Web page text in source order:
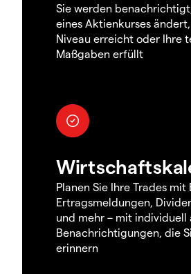
Sie werden
eines Aktienkurses
Niveau erreicht oder Ihre
Maßgaben erfüllt
Planen Sie Ihre Trades
Ertragsmeldungen,
und mehr – mit individuell
Benachrichtigungen, die
erinnern